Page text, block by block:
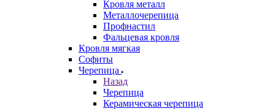
Кровля металл
Металлочерепица
Профнастил
Фальцевая кровля
Кровля мягкая
Софиты
Черепица
Назад
Черепица
Керамическая черепица